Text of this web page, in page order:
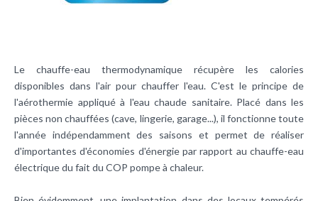
Le chauffe-eau thermodynamique récupère les calories
disponibles dans l'air pour chauffer l'eau. C'est le principe de
l'aérothermie appliqué à l'eau chaude sanitaire. Placé dans les
pièces non chauffées (cave, lingerie, garage...), il fonctionne toute
l'année indépendamment des saisons et permet de réaliser
d'importantes d'économies d'énergie par rapport au chauffe-eau
électrique du fait du COP pompe à chaleur.